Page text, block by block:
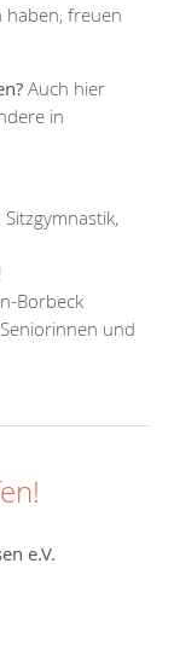
haben, freuen
Auch hier
in
Borbeck
und
e.V.